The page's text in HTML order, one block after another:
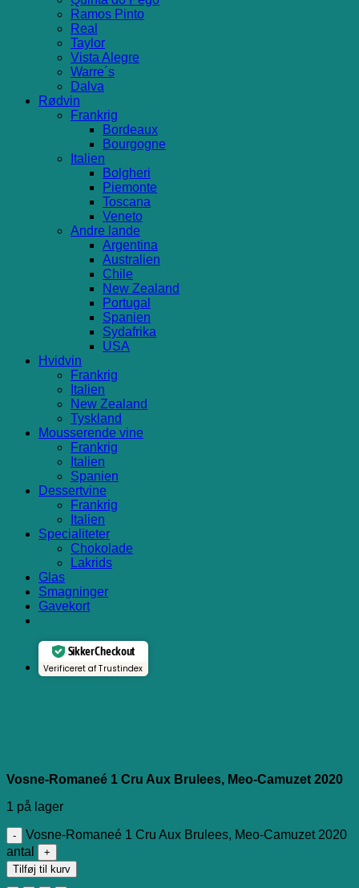
Ramos Pinto
Real
Taylor
Vista Alegre
Warre´s
Dalva
Rødvin
Frankrig
Bordeaux
Bourgogne
Italien
Bolgheri
Piemonte
Toscana
Veneto
Andre lande
Argentina
Australien
Chile
New Zealand
Portugal
Spanien
Sydafrika
USA
Hvidvin
Frankrig
Italien
New Zealand
Tyskland
Mousserende vine
Frankrig
Italien
Spanien
Dessertvine
Frankrig
Italien
Specialiteter
Chokolade
Lakrids
Glas
Smagninger
Gavekort
Sikker Checkout
Verificeret af Trustindex
Vosne-Romaneé 1 Cru Aux Brulees, Meo-Camuzet 2020
1 på lager
Vosne-Romaneé 1 Cru Aux Brulees, Meo-Camuzet 2020
antal
Tilføj til kurv